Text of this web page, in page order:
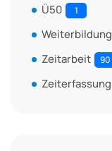
Ü50 1
Weiterbildung
Zeitarbeit 90
Zeiterfassung